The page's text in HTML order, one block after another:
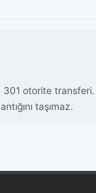
otorite
taşımaz.